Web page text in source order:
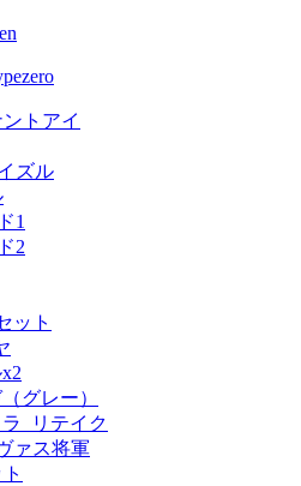
トアイ
ズル
1
2
ット
グレー）
_リテイク
ァス将軍